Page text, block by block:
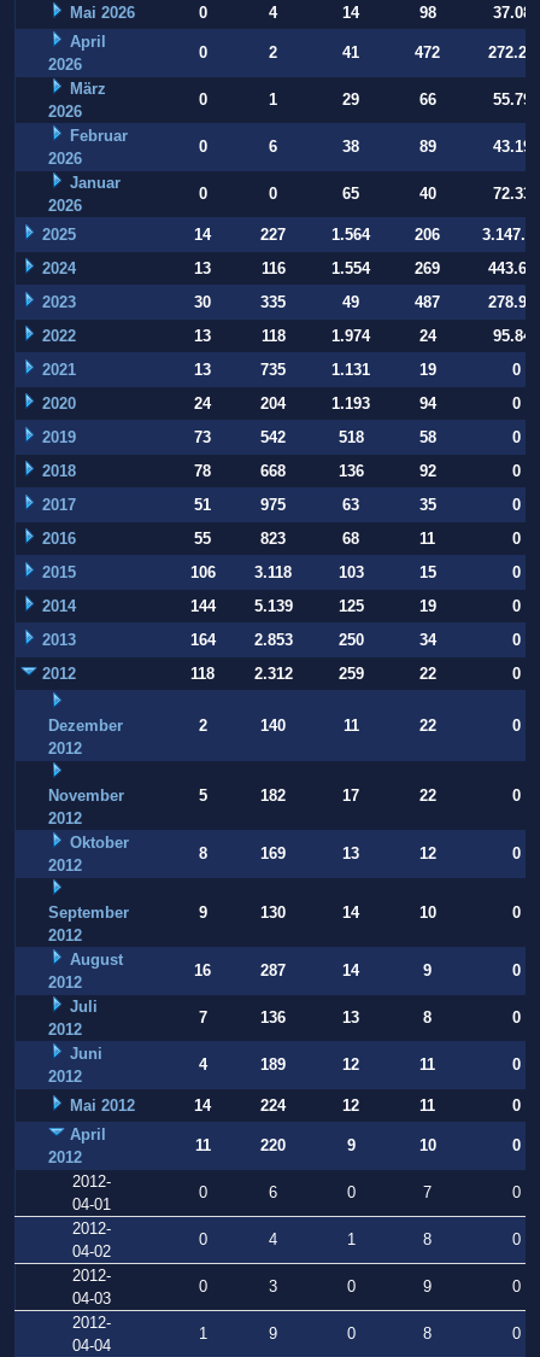
Mai 2026 0 4 14 98
37.084
April
2026
0 2 41 472
März
2026
0 1 29 66
55.794
Februar
2026
0 6 38 89
43.197
Januar
2026
0 0 65 40 72.332
2025 14 227 1.564 206
2024
13 116 1.554 269
2023
30 335 49 487
2022
13 118 1.974 24
95.847
2021
13 735 1.131 19
0
2020
24 204 1.193 94
0
2019
73 542 518 58
0
2018
78 668 136 92
0
2017
51 975 63 35
0
2016
55 823 68 11
0
2015
106 3.118 103 15
0
2014
144 5.139 125 19
0
2013
164 2.853 250 34
0
2012
118 2.312 259 22 0
Dezember
2012
2 140 11 22 0
November
2012
5 182 17 22 0
Oktober
2012
8 169 13 12 0
September
2012
9 130 14 10 0
August
2012
16 287 14 9
0
Juli
2012
7 136 13 8
0
Juni
2012
4 189 12 11 0
Mai 2012 14 224 12 11
0
April
2012
11 220 9 10
0
2012-
04-01
0 6 0 7
0
2012-
04-02
0 4 1 8
0
2012-
04-03
0 3 0 9
0
2012-
04-04
1 9 0 8
0